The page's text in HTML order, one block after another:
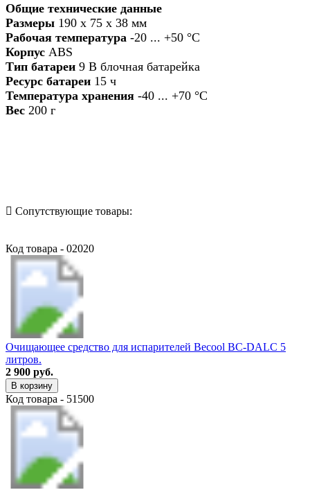
Общие технические данные
Размеры 190 x 75 x 38 мм
Рабочая температура -20 ... +50 °C
Корпус ABS
Тип батареи 9 В блочная батарейка
Ресурс батареи 15 ч
Температура хранения -40 ... +70 °C
Вес 200 г
Сопутствующие товары:
Код товара - 02020
Очищающее средство для испарителей Becool BC-DALC 5
литров.
2 900 руб.
В корзину
Код товара - 51500